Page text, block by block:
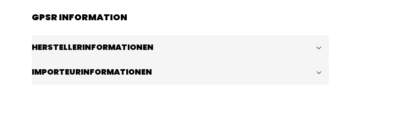
GPSR INFORMATION
HERSTELLERINFORMATIONEN
IMPORTEURINFORMATIONEN